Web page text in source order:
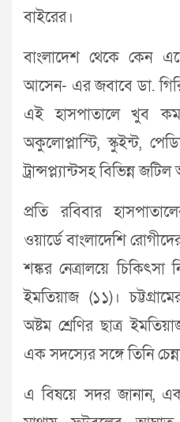
বাইরের।
বাংলাদেশ থেকে কেন
আসেন- এর জবাবে ডা.
এই হাসপাতালে খুব কম
অকুলোপ্লাস্টি, স্কুইন্ট,
ট্রান্সপ্ল্যান্টসহ বিভিন্ন
প্রতি রবিবার
ওয়ার্ডে বাংলাদেশি
শঙ্কর নেত্রালয়ে চিকিৎসা
ইমতিয়াজ (১১)।
অষ্টম শ্রেণির ছাত্র
এক সদস্যের সঙ্গে তিনি
এ বিষয়ে সদর জানান,